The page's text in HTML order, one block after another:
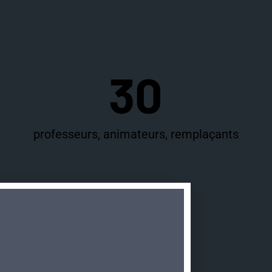
30
professeurs, animateurs, remplaçants